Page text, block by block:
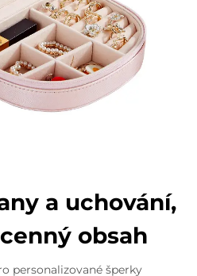
a uchování,
obsah
personalizované šperky